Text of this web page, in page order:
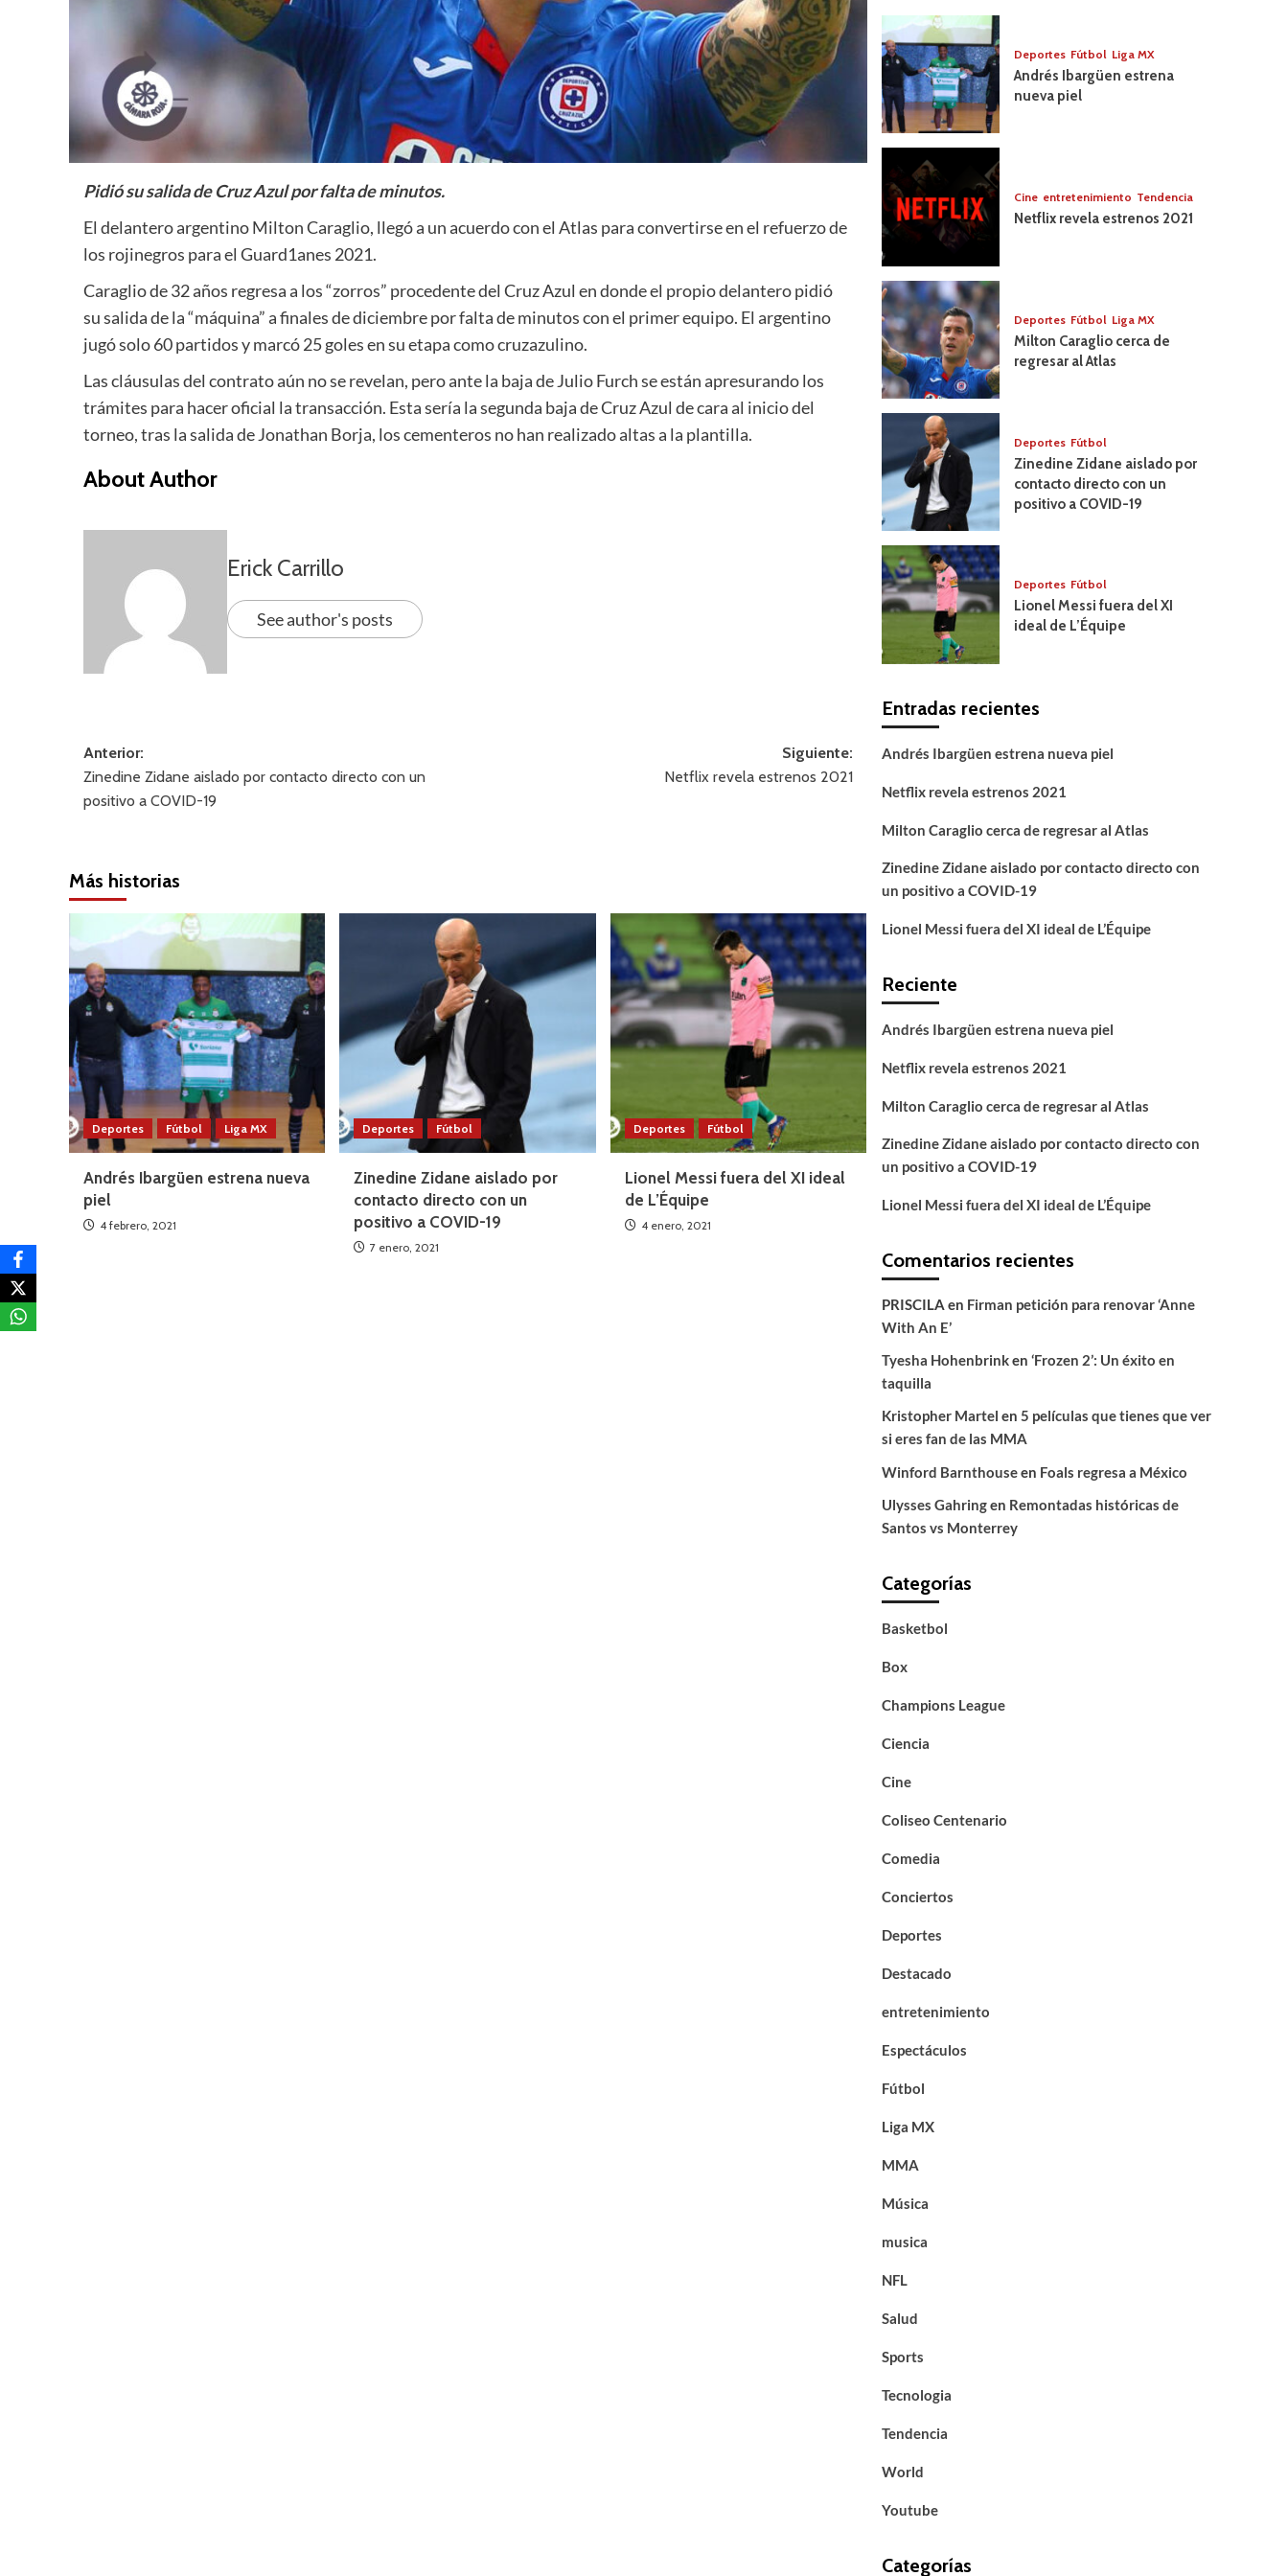
Pidió su salida de Cruz Azul por falta de minutos.
El delantero argentino Milton Caraglio, llegó a un acuerdo con el Atlas para convertirse en el refuerzo de
los rojinegros para el Guard1anes 2021.
Caraglio de 32 años regresa a los “zorros” procedente del Cruz Azul en donde el propio delantero pidió
su salida de la “máquina” a finales de diciembre por falta de minutos con el primer equipo. El argentino
jugó solo 60 partidos y marcó 25 goles en su etapa como cruzazulino.
Las cláusulas del contrato aún no se revelan, pero ante la baja de Julio Furch se están apresurando los
trámites para hacer oficial la transacción. Esta sería la segunda baja de Cruz Azul de cara al inicio del
torneo, tras la salida de Jonathan Borja, los cementeros no han realizado altas a la plantilla.
About Author
Erick Carrillo
See author's posts
Navegación
de
entradas
Anterior:
Zinedine Zidane aislado por contacto directo con un
positivo a COVID-19
Siguiente:
Netflix revela estrenos 2021
Más historias
Deportes Fútbol Liga MX
Andrés Ibargüen estrena nueva
piel
4 febrero, 2021
Deportes Fútbol
Zinedine Zidane aislado por
contacto directo con un
positivo a COVID-19
7 enero, 2021
Deportes Fútbol
Lionel Messi fuera del XI ideal
de L’Équipe
4 enero, 2021
película
mexicanos
Deportes Fútbol Liga MX
Andrés Ibargüen estrena
nueva piel
Cine entretenimiento Tendencia
Netflix revela estrenos 2021
Deportes Fútbol Liga MX
Milton Caraglio cerca de
regresar al Atlas
Deportes Fútbol
Zinedine Zidane aislado por
contacto directo con un
positivo a COVID-19
Deportes Fútbol
Lionel Messi fuera del XI
ideal de L’Équipe
Entradas recientes
Andrés Ibargüen estrena nueva piel
Netflix revela estrenos 2021
Milton Caraglio cerca de regresar al Atlas
Zinedine Zidane aislado por contacto directo con
un positivo a COVID-19
Lionel Messi fuera del XI ideal de L’Équipe
Reciente
Andrés Ibargüen estrena nueva piel
Netflix revela estrenos 2021
Milton Caraglio cerca de regresar al Atlas
Zinedine Zidane aislado por contacto directo con
un positivo a COVID-19
Lionel Messi fuera del XI ideal de L’Équipe
Comentarios recientes
PRISCILA en Firman petición para renovar ‘Anne
With An E’
Tyesha Hohenbrinken ‘Frozen 2’: Un éxito en
taquilla
Kristopher Martel en 5 películas que tienes que ver
si eres fan de las MMA
Winford Barnthouseen Foals regresa a México
Ulysses Gahringen Remontadas históricas de
Santos vs Monterrey
Categorías
Basketbol
Box
Champions League
Ciencia
Cine
Coliseo Centenario
Comedia
Conciertos
Deportes
Destacado
entretenimiento
Espectáculos
Fútbol
Liga MX
MMA
Música
musica
NFL
Salud
Sports
Tecnologia
Tendencia
World
Youtube
Categorías